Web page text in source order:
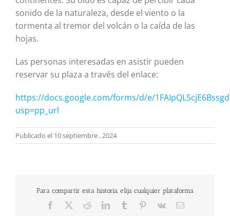
sonido de la naturaleza, desde el viento o la
tormenta al tremor del volcán o la caída de las
hojas.
Las personas interesadas en asistir pueden
reservar su plaza a través del enlace:
https://docs.google.com/forms/d/e/
usp=pp_url
Publicado el 10 septiembre , 2024
Para compartir esta historia, elija cualquier plataforma
Facebook RedditLinkedInTumblr Pinterest
Vk
Correo